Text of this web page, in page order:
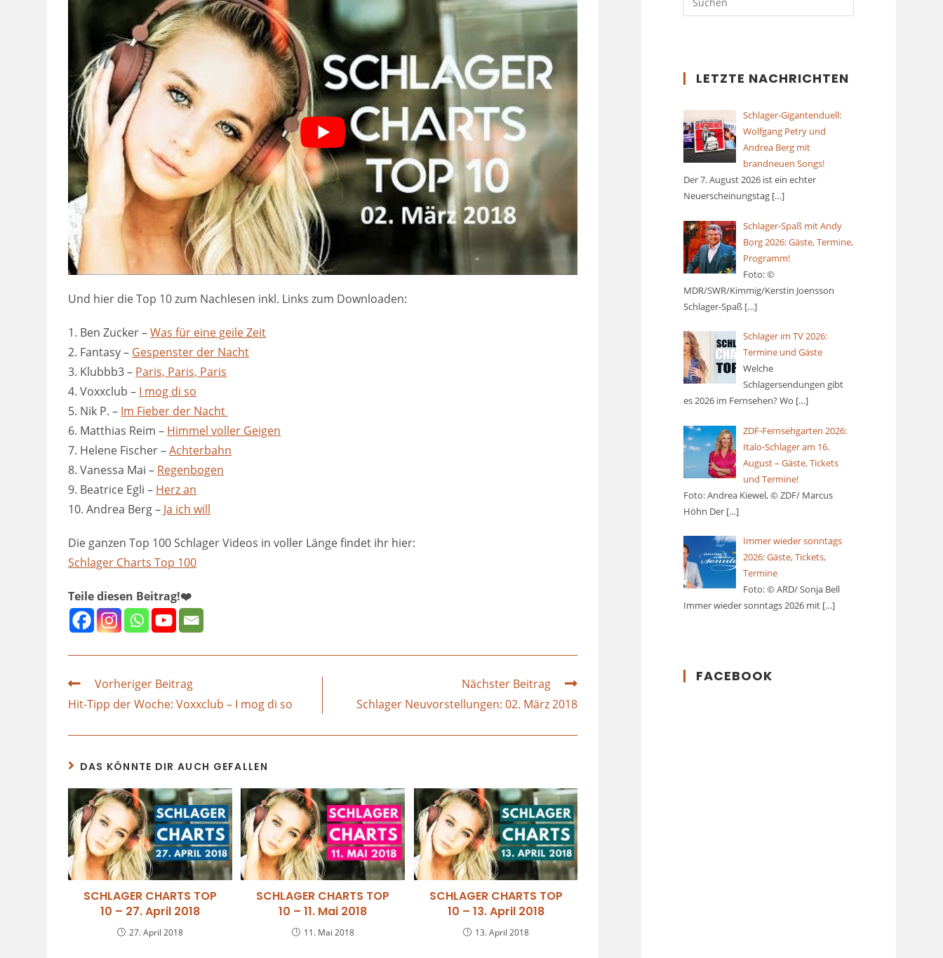
Und hier die Top 10 zum Nachlesen inkl. Links zum Downloaden:
1. Ben Zucker –Was für eine geile Zeit
2. Fantasy – Gespenster der Nacht
3. Klubbb3 – Paris, Paris, Paris
4. Voxxclub – I mog di so
5. Nik P. – Im Fieber der Nacht
6. Matthias Reim – Himmel voller Geigen
7. Helene Fischer –Achterbahn
8. Vanessa Mai – Regenbogen
9. Beatrice Egli – Herz an
10. Andrea Berg – Ja ich will
Die ganzen Top 100 Schlager Videos in voller Länge findet ihr hier:
Schlager Charts Top 100
Teile diesen Beitrag!❤️
Vorheriger Beitrag
Hit-Tipp der Woche: Voxxclub – I mog di so
Nächster Beitrag
Schlager Neuvorstellungen: 02. März 2018
DAS KÖNNTE DIR AUCH GEFALLEN
SCHLAGER CHARTS TOP
10 – 27. April 2018
27. April 2018
SCHLAGER CHARTS TOP
10 – 11. Mai 2018
11. Mai 2018
SCHLAGER CHARTS TOP
10 – 13. April 2018
13. April 2018
LETZTE NACHRICHTEN
Schlager-Gigantenduell:
Wolfgang Petry und
Andrea Berg mit
brandneuen Songs!
Der 7. August 2026 ist ein echter
Neuerscheinungstag […]
Schlager-Spaß mit Andy
Borg 2026: Gäste, Termine,
Programm!
Foto: ©
MDR/SWR/Kimmig/Kerstin Joensson
Schlager-Spaß […]
Schlager im TV 2026:
Termine und Gäste
Welche
Schlagersendungen gibt
es 2026 im Fernsehen? Wo […]
ZDF-Fernsehgarten 2026:
Italo-Schlager am 16.
August – Gäste, Tickets
und Termine!
Foto: Andrea Kiewel, © ZDF/ Marcus
Höhn Der […]
Immer wieder sonntags
2026: Gäste, Tickets,
Termine
Foto: © ARD/ Sonja Bell
Immer wieder sonntags 2026 mit […]
FACEBOOK